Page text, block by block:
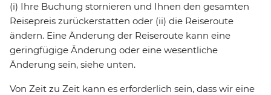
(i) Ihre Buchung stornieren und Ihnen den gesamten
Reisepreis zurückerstatten oder (ii) die Reiseroute
ändern. Eine Änderung der Reiseroute kann eine
geringfügige Änderung oder eine wesentliche
Änderung sein, siehe unten.
Von Zeit zu Zeit kann es erforderlich sein, dass wir eine